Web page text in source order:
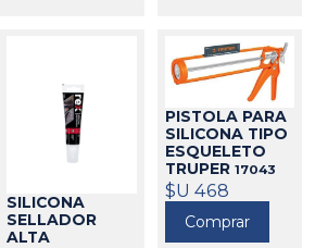
SILICONA
SELLADOR
ALTA
PISTOLA PARA
SILICONA TIPO
ESQUELETO
TRUPER 17043
$U 468
Comprar